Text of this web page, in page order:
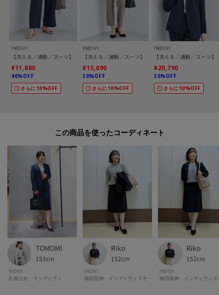
持つ素材になっています。
適度なハリ感と収縮糸を使用し、着心地を考えたストレッチ性、ポリエステ
ル100％ならではの高いケア性が特長の素材です。
【仕様】
・ポケットなし
・後ろファスナー
・裏地あり
※照明の関係により、実際よりも色味が違って見える場合があります。また、
パソコン・スマートフォンなどの環境により、若干製品と画像のカラーが異
なる場合もございます。
モデル情報：身長170cm B74 W60 H86 着用サイズ：38（M）
INDIVI
【洗える／通勤／スーツ】メランジストレッチ ワイドパンツ
¥11,880
40%OFF
さらに10%OFF
INDIVI
【洗える／通勤／スーツ】メランジストレッチ テーパー
¥13,090
30%OFF
さらに10%OFF
INDIVI
【洗える／通勤／スーツ
¥20,790
30%OFF
さらに10%OFF
この商品を使った
TOMOMI
153cm
INDIVI
札幌大丸 インディヴィ
Riko
152cm
INDIVI
梅田阪神 インディヴィスモール
Riko
152cm
INDIVI